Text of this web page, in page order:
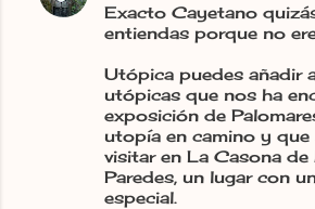
Exacto Cayetano
entiendas porque no
Utópica puedes añadir
utópicas que nos ha
exposición de
utopía en camino y que
visitar en La Casona
Paredes, un lugar con
especial.